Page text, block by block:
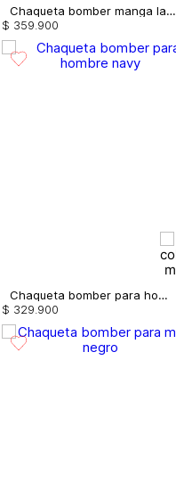
Chaqueta bomber manga larga
$ 359 900
Chaqueta bomber para hombre
$ 329 900